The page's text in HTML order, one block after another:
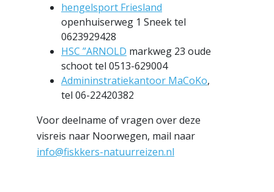
hengelsport Friesland
openhuiserweg 1 Sneek tel
0623929428
HSC ”ARNOLD markweg 23 oude
schoot tel 0513-629004
Admininstratiekantoor MaCoKo,
tel 06-22420382
Voor deelname of vragen over deze
visreis naar Noorwegen, mail naar
info@fiskkers-natuurreizen.nl